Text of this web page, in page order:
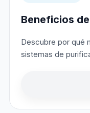
Beneficios
Descubre por qué
sistemas de